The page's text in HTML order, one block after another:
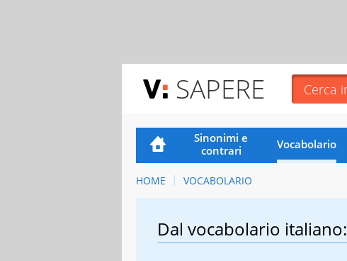
SAPERE
Sinonimi e
contrari
Vocabolario
HOME VOCABOLARIO
Dal vocabolario italiano: